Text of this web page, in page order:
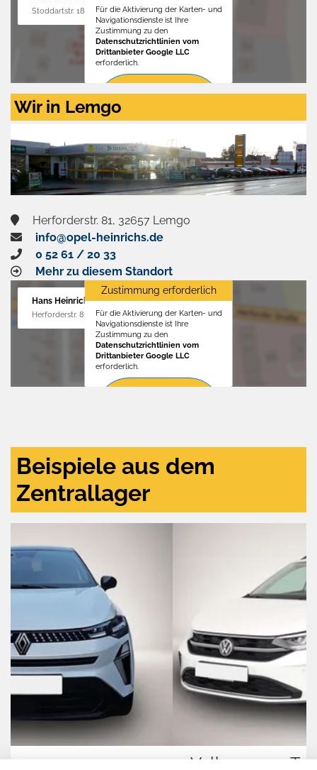
Stoddartstr. 18, 32758 DetmoldFür die Aktivierung der Karten- und
Navigationsdienste ist Ihre
Zustimmung zu den
Datenschutzrichtlinien vom
Drittanbieter Google LLC
erforderlich.
Zustimmen
aktivieren
Wir in Lemgo
Herforderstr. 81, 32657 Lemgo
info@opel-heinrichs.de
0 52 61 / 20 33
Mehr zu diesem Standort
Hans Heinrichs GmbH
Herforderstr. 81, 32657 Lemgo
Zustimmung erforderlich
Für die Aktivierung der Karten- und
Navigationsdienste ist Ihre
Zustimmung zu den
Datenschutzrichtlinien vom
Drittanbieter Google LLC
erforderlich.
Beispiele aus dem
Zentrallager